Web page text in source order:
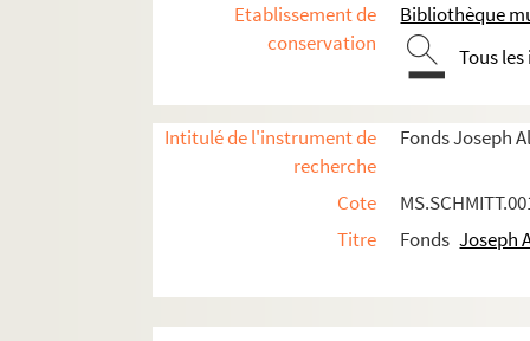
Etablissement de
conservation
Bibliothèque
Tous
Intitulé de l'instrument de
recherche
Fonds Joseph
Cote
Titre
Fonds Joseph